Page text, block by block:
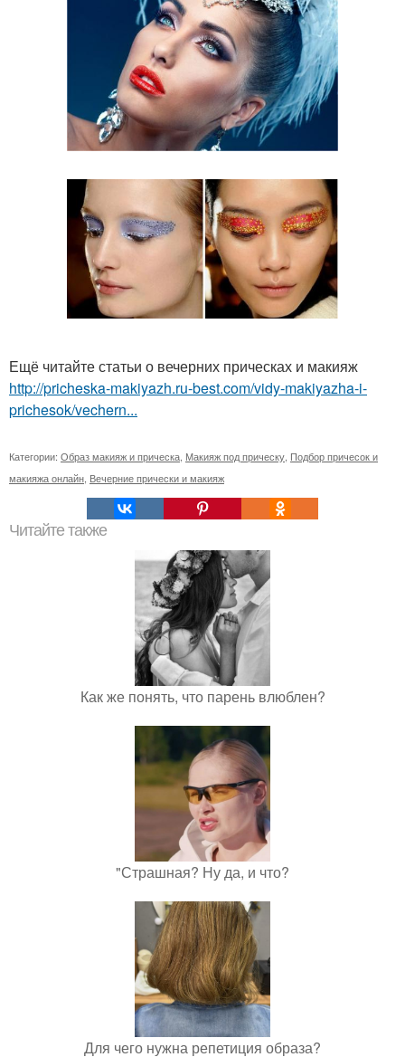
Ещё читайте статьи о вечерних прическах и макияж
http://pricheska-makiyazh.ru-best.com/vidy-makiyazha-i-
prichesok/vechern...
Категории: Образ макияж и прическа, Макияж под прическу, Подбор причесок и
макияжа онлайн, Вечерние прически и макияж
Читайте также
Как же понять, что парень влюблен?
"Страшная? Ну да, и что?
Для чего нужна репетиция образа?